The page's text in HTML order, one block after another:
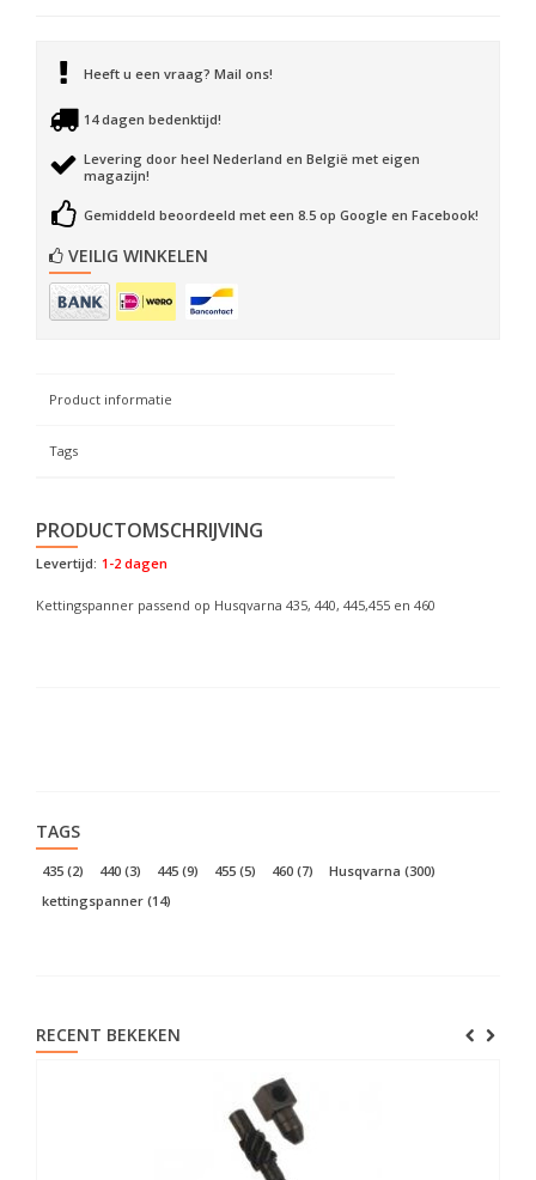
Heeft u een vraag? Mail ons!
14 dagen bedenktijd!
Levering door heel Nederland en België met eigen
magazijn!
Gemiddeld beoordeeld met een 8.5 op Google en Facebook!
VEILIG WINKELEN
Product informatie
Tags
PRODUCTOMSCHRIJVING
Levertijd: 1-2 dagen
Kettingspanner passend op Husqvarna 435, 440, 445,455 en 460
TAGS
435 (2) 440 (3) 445 (9) 455 (5) 460 (7) Husqvarna (300)
kettingspanner (14)
RECENT BEKEKEN